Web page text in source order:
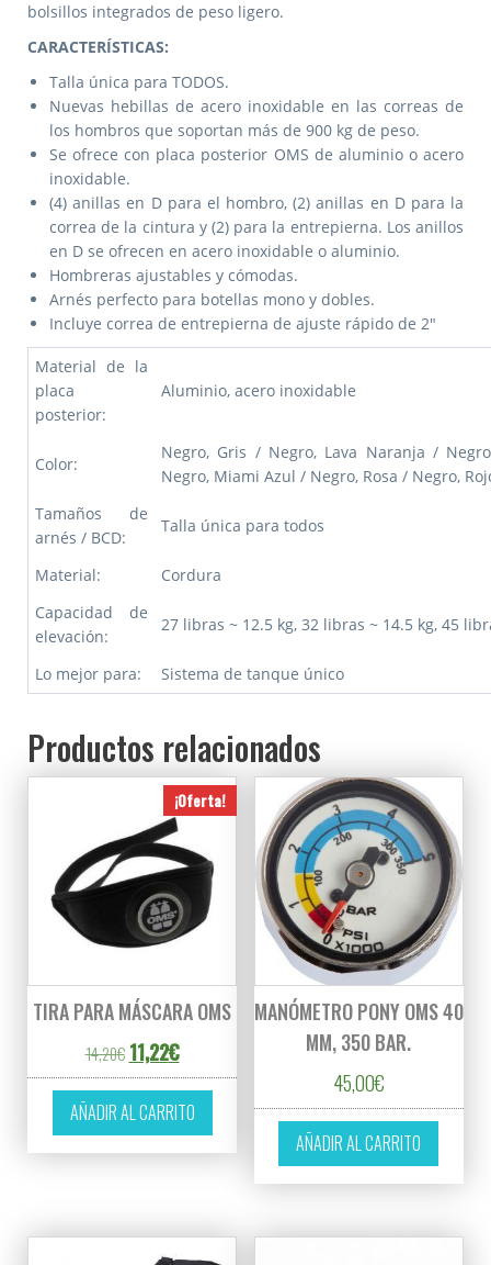
bolsillos integrados de peso ligero.
CARACTERÍSTICAS:
Talla única para TODOS.
Nuevas hebillas de acero inoxidable en las correas de
los hombros que soportan más de 900 kg de peso.
Se ofrece con placa posterior OMS de aluminio o acero
inoxidable.
(4) anillas en D para el hombro, (2) anillas en D para la
correa de la cintura y (2) para la entrepierna. Los anillos
en D se ofrecen en acero inoxidable o aluminio.
Hombreras ajustables y cómodas.
Arnés perfecto para botellas mono y dobles.
Incluye correa de entrepierna de ajuste rápido de 2″
Material de la
placa
posterior:
Aluminio, acero inoxidable
Color:
Negro, Gris / Negro, Lava Naranja /
Negro, Miami Azul / Negro, Rosa / Negro,
Tamaños de
arnés / BCD:
Talla única para todos
Material:
Cordura
Capacidad de
elevación:
27 libras ~ 12.5 kg, 32 libras ~ 14.5 kg, 45
Lo mejor para: Sistema de tanque único
Productos relacionados
¡Oferta!
TIRA PARA MÁSCARA OMS
14,20€ El precio original era: 14,20€.
11,22€El precio actual es: 11,22€.
AÑADIR AL CARRITO
MANÓMETRO PONY OMS 40
MM, 350 BAR.
45,00€
AÑADIR AL CARRITO